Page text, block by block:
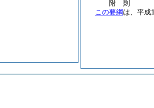
附 則
この要綱は、平成